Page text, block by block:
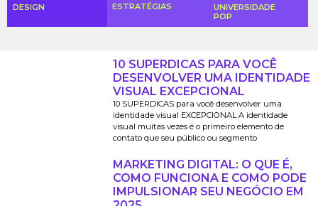
DESIGN ESTRATÉGIAS
UNIVERSIDADE
POP
10 SUPERDICAS PARA VOCÊ
DESENVOLVER UMA IDENTIDADE
VISUAL EXCEPCIONAL
10 SUPERDICAS para você desenvolver uma
identidade visual EXCEPCIONAL A identidade
visual muitas vezes é o primeiro elemento de
contato que seu público ou segmento
MARKETING DIGITAL: O QUE É,
COMO FUNCIONA E COMO PODE
IMPULSIONAR SEU NEGÓCIO EM